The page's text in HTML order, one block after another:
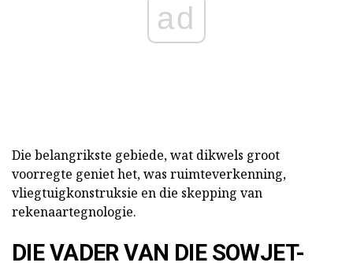
ad
Die belangrikste gebiede, wat dikwels groot
voorregte geniet het, was ruimteverkenning,
vliegtuigkonstruksie en die skepping van
rekenaartegnologie.
DIE VADER VAN DIE SOWJET-